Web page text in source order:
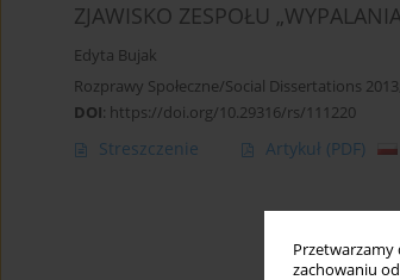
Przetwarzamy
zachowaniu
ZJAWISKO ZESPOŁU
Edyta Bujak
Rozprawy Społeczne/Social Dissertations
DOI: https://doi.org/10.29316/rs/111220
Streszczenie Artykuł (PDF)